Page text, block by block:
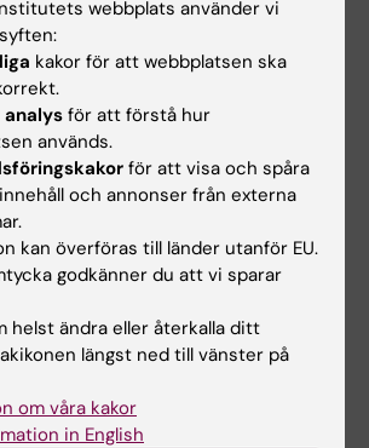
dominant anti-inflammatory
derived anticitrullinated
(ACPA) in arthritis
M; Israelsson L; Waehaemaa
Wermeling F; Hensvold AH;
B; Klareskog L; Malmstrom
Alla författare
aspekter under 30110 och
under 40302)
det medicinska området
Reumatologi
Afonso?
webbplats använder vi
kakor för att webbplatsen ska
analys för att förstå hur
används.
för att visa och spåra
och annonser från externa
kan överföras till länder utanför EU.
godkänner du att vi sparar
helst ändra eller återkalla ditt
längst ned till vänster på
om våra kakor
in English